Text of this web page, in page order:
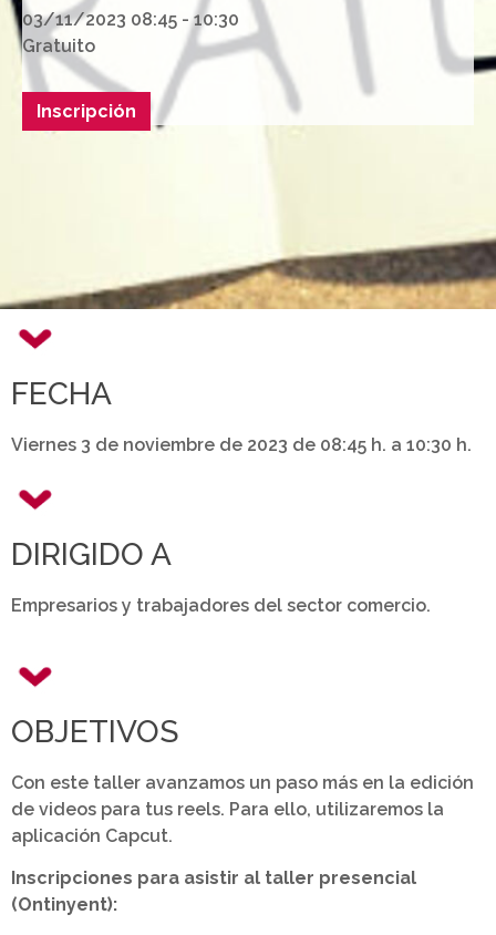
03/11/2023 08:45 - 10:30
Gratuito
Inscripción
FECHA
Viernes 3 de noviembre de 2023 de 08:45 h. a 10:30 h.
DIRIGIDO A
Empresarios y trabajadores del sector comercio.
OBJETIVOS
Con este taller avanzamos un paso más en la edición
de videos para tus reels. Para ello, utilizaremos la
aplicación Capcut.
Inscripciones para asistir al taller presencial
(Ontinyent):